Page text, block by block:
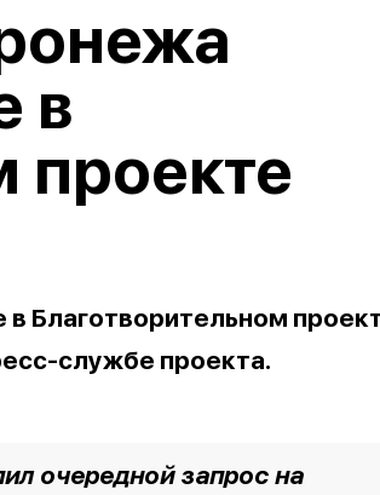
в
проекте
Благотворительном
службе проекта.
очередной запрос на